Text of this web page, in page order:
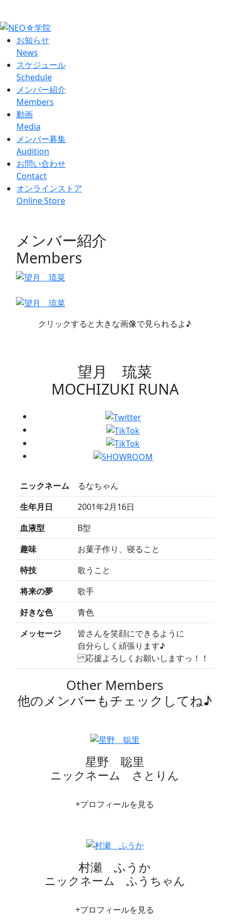
お知らせ
News
スケジュール
Schedule
メンバー紹介
Members
動画
Media
メンバー募集
Audition
お問い合わせ
Contact
オンラインストア
Online Store
メンバー紹介
Members
クリックすると大きな画像で見られるよ♪
望月 琉菜
MOCHIZUKI RUNA
ニックネーム
るなちゃん
生年月日
2001年2月16日
血液型
B型
趣味
お菓子作り、寝ること
特技
歌うこと
将来の夢
歌手
好きな色
青色
メッセージ
皆さんを笑顔にできるように
自分らしく頑張ります♪
応援よろしくお願いしますっ！！
Other Members
他のメンバーもチェックしてね♪
星野 聡里
ニックネーム さとりん
+プロフィールを見る
村瀬 ふうか
ニックネーム ふうちゃん
+プロフィールを見る